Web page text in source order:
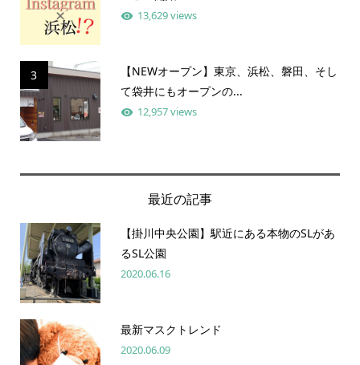
13,629 views
3
【NEWオープン】東京、浜松、磐田、そし
て袋井にもオープンの...
12,957 views
最近の記事
【掛川中央公園】駅近にある本物のSLがあ
るSL公園
2020.06.16
最新マスクトレンド
2020.06.09